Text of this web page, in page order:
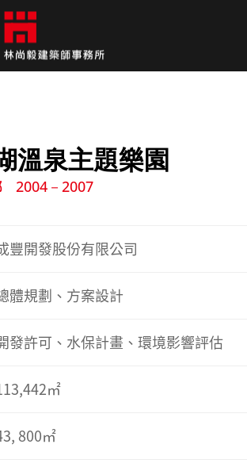
溫泉主題樂園
2004－2007
豐開發股份有限公司
體規劃、方案設計
發許可、水保計畫、環境影響評估
㎡
800㎡